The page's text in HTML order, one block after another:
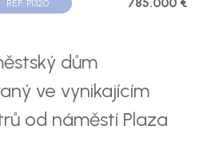
REF. P1320 785.000 €
dům
ve vynikajícím
od náměstí Plaza